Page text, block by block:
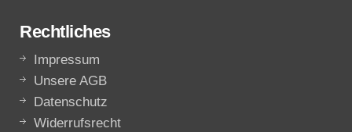
Rechtliches
Impressum
Unsere AGB
Datenschutz
Widerrufsrecht